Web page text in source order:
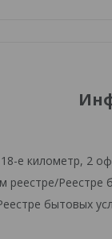
е километр, 2
реестре/
бытовых